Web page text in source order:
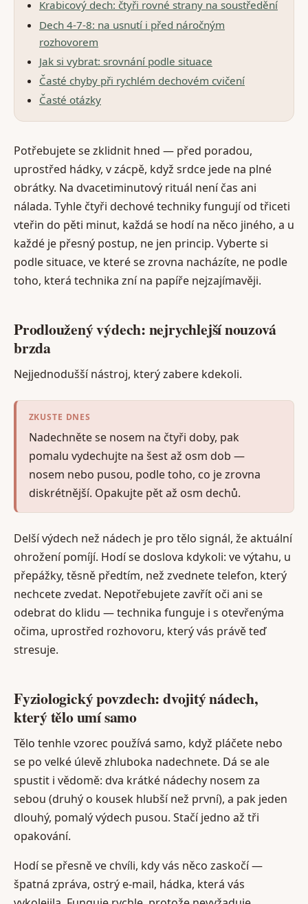
Krabicový dech: čtyři rovné strany na soustředění
Dech 4-7-8: na usnutí i před náročným
rozhovorem
Jak si vybrat: srovnání podle situace
Časté chyby při rychlém dechovém cvičení
Časté otázky
Potřebujete se zklidnit hned — před poradou,
uprostřed hádky, v zácpě, když srdce jede na plné
obrátky. Na dvacetiminutový rituál není čas ani
nálada. Tyhle čtyři dechové techniky fungují od třiceti
vteřin do pěti minut, každá se hodí na něco jiného, a u
každé je přesný postup, ne jen princip. Vyberte si
podle situace, ve které se zrovna nacházíte, ne podle
toho, která technika zní na papíře nejzajímavěji.
Prodloužený výdech: nejrychlejší nouzová
brzda
Nejjednodušší nástroj, který zabere kdekoli.
ZKUSTE DNES
Nadechněte se nosem na čtyři doby, pak
pomalu vydechujte na šest až osm dob —
nosem nebo pusou, podle toho, co je zrovna
diskrétnější. Opakujte pět až osm dechů.
Delší výdech než nádech je pro tělo signál, že aktuální
ohrožení pomíjí. Hodí se doslova kdykoli: ve výtahu, u
přepážky, těsně předtím, než zvednete telefon, který
nechcete zvedat. Nepotřebujete zavřít oči ani se
odebrat do klidu — technika funguje i s otevřenýma
očima, uprostřed rozhovoru, který vás právě teď
stresuje.
Fyziologický povzdech: dvojitý nádech,
který tělo umí samo
Tělo tenhle vzorec používá samo, když pláčete nebo
se po velké úlevě zhluboka nadechnete. Dá se ale
spustit i vědomě: dva krátké nádechy nosem za
sebou (druhý o kousek hlubší než první), a pak jeden
dlouhý, pomalý výdech pusou. Stačí jedno až tři
opakování.
Hodí se přesně ve chvíli, kdy vás něco zaskočí —
špatná zpráva, ostrý e-mail, hádka, která vás